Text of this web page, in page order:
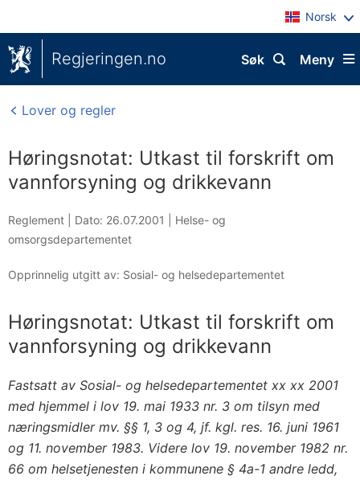
Norsk
Regjeringen.no Meny
Søk
Lover og regler
Høringsnotat: Utkast til forskrift om
vannforsyning og drikkevann
Reglement | Dato: 26.07.2001
Helse- og
omsorgsdepartementet
Opprinnelig utgitt av: Sosial- og helsedepartementet
Høringsnotat: Utkast til forskrift om
vannforsyning og drikkevann
Fastsatt av Sosial- og helsedepartementet xx xx 2001
med hjemmel i lov 19. mai 1933 nr. 3 om tilsyn med
næringsmidler mv. §§ 1, 3 og 4, jf. kgl. res. 16. juni 1961
og 11. november 1983. Videre lov 19. november 1982 nr.
66 om helsetjenesten i kommunene § 4a-1 andre ledd,